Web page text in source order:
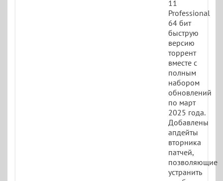
11
Professional
64 бит
быструю
версию
торрент
вместе с
полным
набором
обновлений
по март
2025 года.
Добавлены
апдейты
вторника
патчей,
позволяющие
устранить